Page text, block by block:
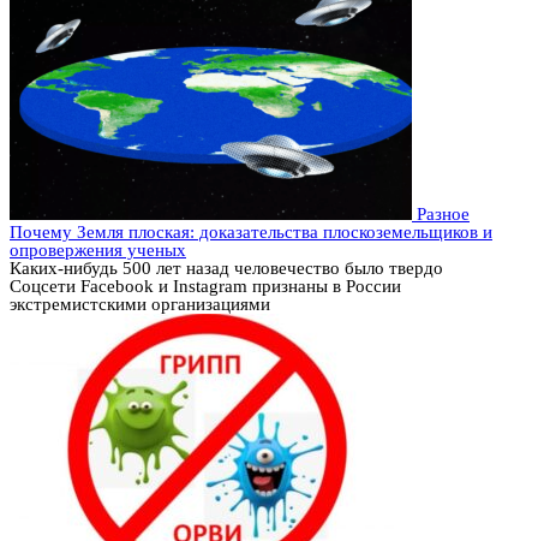
Разное
Почему Земля плоская: доказательства плоскоземельщиков и
опровержения ученых
Каких-нибудь 500 лет назад человечество было твердо
Соцсети Facebook и Instagram признаны в России
экстремистскими организациями